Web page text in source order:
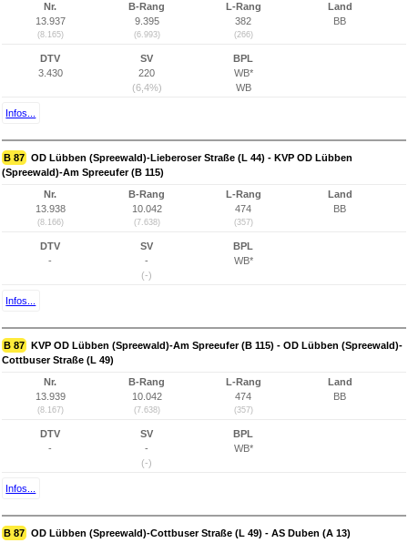
Nr.
13.937
(8.165)
B-Rang
9.395
(6.993)
L-Rang
382
(266)
Land
BB
DTV
3.430
SV
220
(6,4%)
BPL
WB*
WB
Infos...
B 87 OD Lübben (Spreewald)-Lieberoser Straße (L 44) - KVP OD Lübben
(Spreewald)-Am Spreeufer (B 115)
Nr.
13.938
(8.166)
B-Rang
10.042
(7.638)
L-Rang
474
(357)
Land
BB
DTV
-
SV
-
(-)
BPL
WB*
Infos...
B 87 KVP OD Lübben (Spreewald)-Am Spreeufer (B 115) - OD Lübben (Spreewald)-
Cottbuser Straße (L 49)
Nr.
13.939
(8.167)
B-Rang
10.042
(7.638)
L-Rang
474
(357)
Land
BB
DTV
-
SV
-
(-)
BPL
WB*
Infos...
B 87 OD Lübben (Spreewald)-Cottbuser Straße (L 49) - AS Duben (A 13)